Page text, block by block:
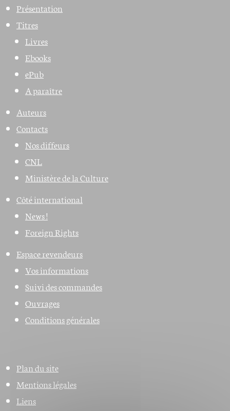
Présentation
Titres
Livres
Ebooks
ePub
A paraître
Auteurs
Contacts
Nos diffeurs
CNL
Ministère de la Culture
Côté international
News !
Foreign Rights
Espace revendeurs
Vos informations
Suivi des commandes
Ouvrages
Conditions générales
Plan du site
Mentions légales
Liens